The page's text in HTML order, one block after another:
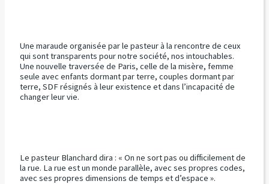
Une maraude organisée par le pasteur à la rencontre de ceux
qui sont transparents pour notre société, nos intouchables.
Une nouvelle traversée de Paris, celle de la misère, femme
seule avec enfants dormant par terre, couples dormant par
terre, SDF résignés à leur existence et dans l’incapacité de
changer leur vie.
Le pasteur Blanchard dira : « On ne sort pas ou difficilement de
la rue. La rue est un monde parallèle, avec ses propres codes,
avec ses propres dimensions de temps et d’espace ».